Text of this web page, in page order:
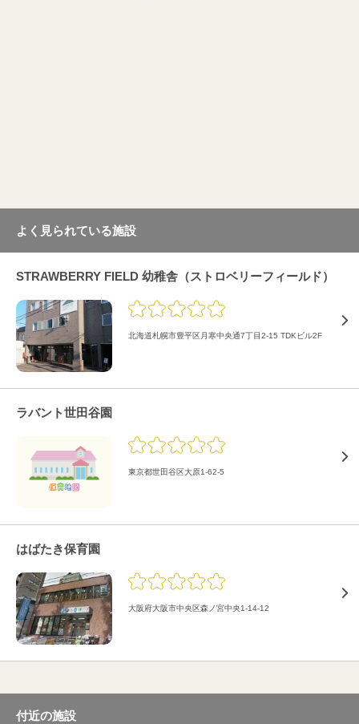
よく見られている施設
STRAWBERRY FIELD 幼稚舎（ストロベリーフィールド）
北海道札幌市豊平区月寒中央通7丁目2-15 TDKビル2F
ラバント世田谷園
東京都世田谷区大原1-62-5
はばたき保育園
大阪府大阪市中央区森ノ宮中央1-14-12
付近の施設